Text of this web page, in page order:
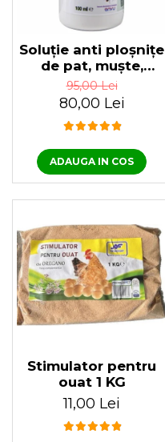
Soluție anti ploșnițe
de pat, muște,
țânțari, fără miros, K-
OTHRINE SC 7.5
Flow 100 ml
95,00 Lei
80,00 Lei
ADAUGA IN COS
Stimulator pentru
ouat 1 KG
11,00 Lei